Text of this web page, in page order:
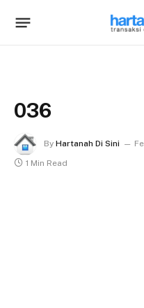
036
By Hartanah Di Sini
1 Min Read